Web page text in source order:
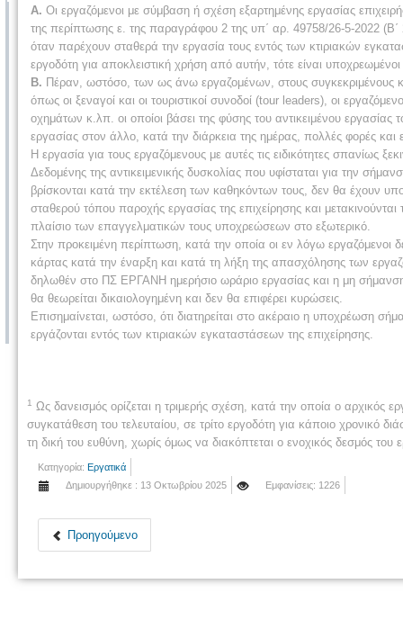
Α. Οι εργαζόμενοι με σύμβαση ή σχέση εξαρτημένης εργασίας
της περίπτωσης ε. της παραγράφου 2 της υπ΄ αρ. 49758/26-5-2022
όταν παρέχουν σταθερά την εργασία τους εντός των κτιριακών
εργοδότη για αποκλειστική χρήση από αυτήν, τότε είναι
Β. Πέραν, ωστόσο, των ως άνω εργαζομένων, στους συγκεκριμένους
όπως οι ξεναγοί και οι τουριστικοί συνοδοί (tour leaders), οι
οχημάτων κ.λπ. οι οποίοι βάσει της φύσης του αντικειμένου
εργασίας στον άλλο, κατά την διάρκεια της ημέρας, πολλές φορές και
Η εργασία για τους εργαζόμενους με αυτές τις ειδικότητες σπανίως
Δεδομένης της αντικειμενικής δυσκολίας που υφίσταται για την
βρίσκονται κατά την εκτέλεση των καθηκόντων τους, δεν θα έχουν
σταθερού τόπου παροχής εργασίας της επιχείρησης και
πλαίσιο των επαγγελματικών τους υποχρεώσεων στο εξωτερικό.
Στην προκειμένη περίπτωση, κατά την οποία οι εν λόγω εργαζόμενοι
κάρτας κατά την έναρξη και κατά τη λήξη της απασχόλησης των
δηλωθέν στο ΠΣ ΕΡΓΑΝΗ ημερήσιο ωράριο εργασίας και η μη
θα θεωρείται δικαιολογημένη και δεν θα επιφέρει κυρώσεις.
Επισημαίνεται, ωστόσο, ότι διατηρείται στο ακέραιο η υποχρέωση
εργάζονται εντός των κτιριακών εγκαταστάσεων της επιχείρησης.
1 Ως δανεισμός ορίζεται η τριμερής σχέση, κατά την οποία ο αρχικός
συγκατάθεση του τελευταίου, σε τρίτο εργοδότη για κάποιο χρονικό
τη δική του ευθύνη, χωρίς όμως να διακόπτεται ο ενοχικός δεσμός του
Κατηγορία: Εργατικά
Δημιουργήθηκε : 13 Οκτωβρίου 2025
Εμφανίσεις: 1226
Προηγούμενο